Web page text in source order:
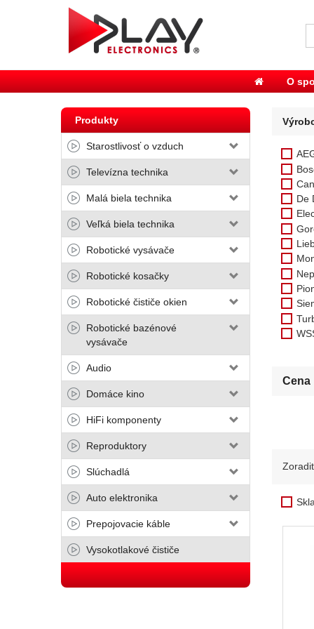
O
Produkty
Starostlivosť o vzduch
Televízna technika
Malá biela technika
Veľká biela technika
Robotické vysávače
Robotické kosačky
Robotické čističe okien
Robotické bazénové
vysávače
Audio
Domáce kino
HiFi komponenty
Reproduktory
Slúchadlá
Auto elektronika
Prepojovacie káble
Vysokotlakové čističe
De
Cena